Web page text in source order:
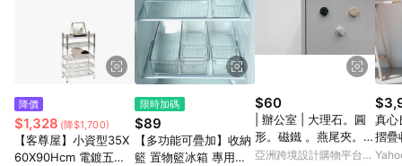
有相關事證認定您為大宗採購、批發轉賣而非最終消費使用者，
相關認定以Yahoo購物中心之認定為準
降價
$1,328 (降$1,700)
【客尊屋】小資型35X
60X90Hcm 電鍍五層
限時加碼
$89
【多功能可疊加】收納
籃 置物籃冰箱 專用保
$60
| 辦公室 | 大理石。圓
形。磁鐵 。燕尾夾。迴
紋針。單入。六入
亞洲跨境設計購物平台
真心
摺疊
納